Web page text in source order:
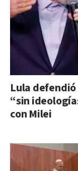
Lula
“sin
con Milei